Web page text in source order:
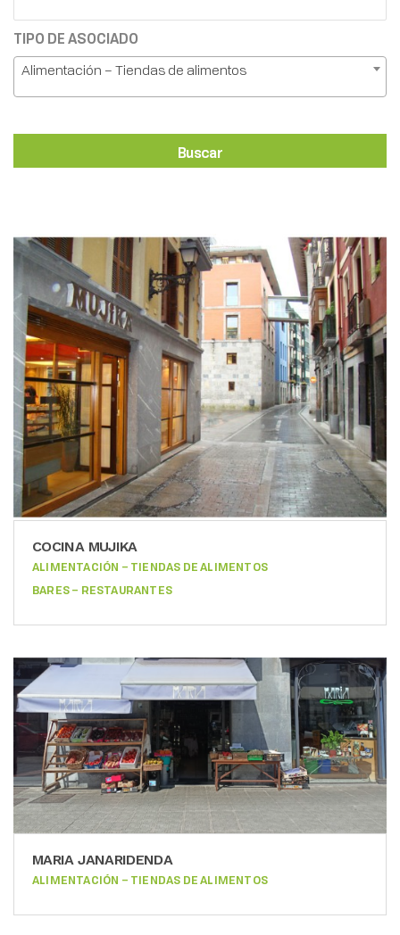
TIPO DE ASOCIADO
Alimentación – Tiendas de alimentos
Buscar
COCINA MUJIKA
ALIMENTACIÓN – TIENDAS DE ALIMENTOS
BARES – RESTAURANTES
MARIA JANARIDENDA
ALIMENTACIÓN – TIENDAS DE ALIMENTOS